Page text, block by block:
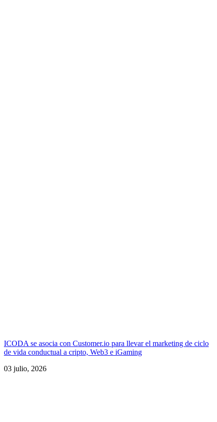
ICODA se asocia con Customer.io para llevar el marketing de ciclo
de vida conductual a cripto, Web3 e iGaming
03 julio, 2026